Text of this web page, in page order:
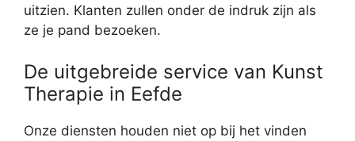
uitzien. Klanten zullen onder de indruk zijn als
ze je pand bezoeken.
De uitgebreide service van Kunst
Therapie in Eefde
Onze diensten houden niet op bij het vinden